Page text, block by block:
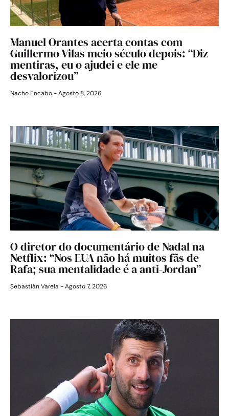
Manuel Orantes acerta contas com
Guillermo Vilas meio século depois: “Diz
mentiras, eu o ajudei e ele me
desvalorizou”
Nacho Encabo Agosto 8, 2026
O diretor do documentário de Nadal na
Netflix: “Nos EUA não há muitos fãs de
Rafa; sua mentalidade é a anti-Jordan”
Sebastián Varela Agosto 7, 2026